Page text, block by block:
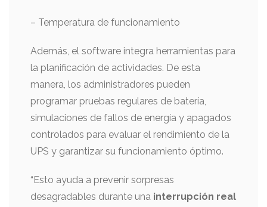
– Temperatura de funcionamiento
Además, el software integra herramientas para
la planificación de actividades. De esta
manera, los administradores pueden
programar pruebas regulares de batería,
simulaciones de fallos de energía y apagados
controlados para evaluar el rendimiento de la
UPS y garantizar su funcionamiento óptimo.
“Esto ayuda a prevenir sorpresas
desagradables durante una interrupción real